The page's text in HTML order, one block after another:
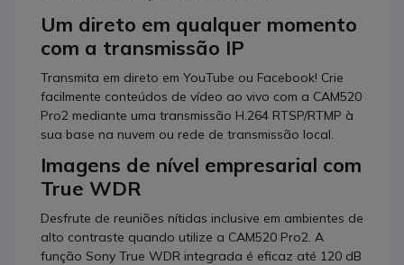
Um direto em qualquer momento
com a transmissão IP
Transmita em direto em YouTube ou Facebook! Crie
facilmente conteúdos de vídeo ao vivo com a CAM520
Pro2 mediante uma transmissão H.264 RTSP/RTMP à
sua base na nuvem ou rede de transmissão local.
Imagens de nível empresarial com
True WDR
Desfrute de reuniões nítidas inclusive em ambientes de
alto contraste quando utilize a CAM520 Pro2. A
função Sony True WDR integrada é eficaz até 120 dB